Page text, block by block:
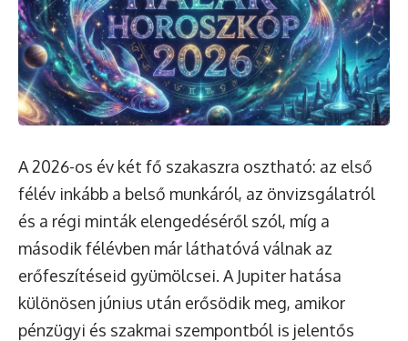
A 2026-os év két fő szakaszra osztható: az első
félév inkább a belső munkáról, az önvizsgálatról
és a régi minták elengedéséről szól, míg a
második félévben már láthatóvá válnak az
erőfeszítéseid gyümölcsei. A Jupiter hatása
különösen június után erősödik meg, amikor
pénzügyi és szakmai szempontból is jelentős